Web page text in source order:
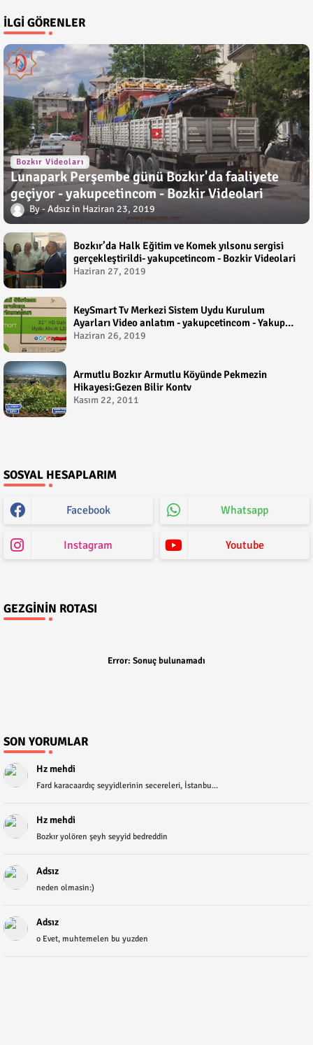
İLGI GÖRENLER
Bozkır Videoları
Lunapark Perşembe günü Bozkır'da faaliyete
geçiyor - yakupcetincom - Bozkir Videolari
Adsız Haziran 23, 2019
Bozkır’da Halk Eğitim ve Komek yılsonu sergisi
gerçekleştirildi- yakupcetincom - Bozkir Videolari
Haziran 27, 2019
KeySmart Tv Merkezi Sistem Uydu Kurulum
Ayarları Video anlatım - yakupcetincom - Yakup
Çetin
Haziran 26, 2019
Armutlu Bozkır Armutlu Köyünde Pekmezin
Hikayesi:Gezen Bilir Kontv
Kasım 22, 2011
SOSYAL HESAPLARIM
Facebook Whatsapp
Instagram Youtube
GEZGININ ROTASI
Error: Sonuç bulunamadı
SON YORUMLAR
Hz mehdi
Fard karacaardıç seyyidlerinin secereleri, İstanbu...
Hz mehdi
Bozkır yolören şeyh seyyid bedreddin
Adsız
neden olmasin:)
Adsız
o Evet, muhtemelen bu yuzden